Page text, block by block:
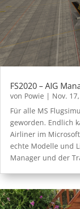
FS2020 – AIG
von Powie | Nov.
Für alle MS
geworden. Endlich
Airliner im
echte Modelle und
Manager und der